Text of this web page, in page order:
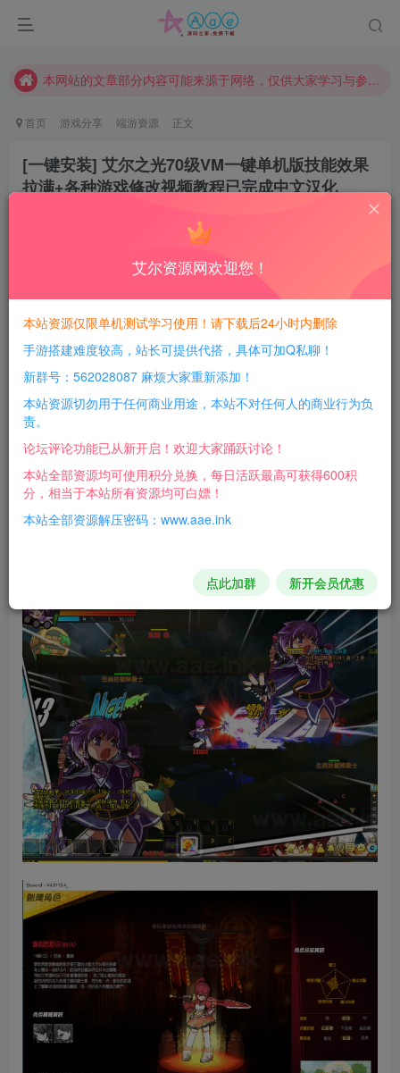
请勿相信任何评论区广告！以免上当受骗！
本站评论功能已从新开启！欢迎大家踊跃讨论！（用户每日活跃可得积分数量增加至600，加速获得更多免费资源！）
现在赞助会员享受专属折扣，详情点击此条公告。
首页 游戏分享 端游资源 正文
[一键安装] 艾尔之光70级VM一键单机版技能效果
拉满+各种游戏修改视频教程已完成中文汉化
每日活跃最高可获得600积分！所有资源可以使用
积分免费兑换！
本站全部资源均可使用积分兑换，
每日活跃最高可获得600积分，相当
于本站所有资源均可白嫖！
游戏介绍：
Q版端游艾尔之光70级版本，玩起来还不错
艾尔资源网欢迎您！
本站资源仅限单机测试学习使用！请下载后24小时内删除
手游搭建难度较高，站长可提供代搭，具体可加Q私聊！
新群号：562028087 麻烦大家重新添加！
本站资源切勿用于任何商业用途，本站不对任何人的商业行为负
责。
论坛评论功能已从新开启！欢迎大家踊跃讨论！
本站全部资源均可使用积分兑换，每日活跃最高可获得600积
分，相当于本站所有资源均可白嫖！
本站全部资源解压密码：www.aae.ink
点此加群 新开会员优惠